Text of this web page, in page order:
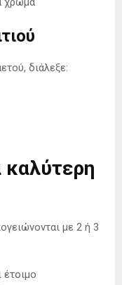
διάλεξε:
καλύτερη
με 2 ή 3